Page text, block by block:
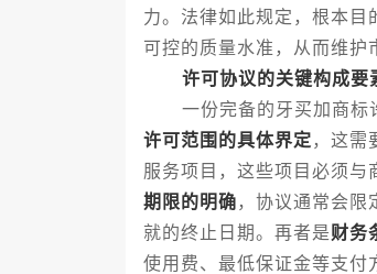
力。法律如此规定，根本目
可控的质量水准，从而维护
许可协议的关键构成要
一份完备的牙买加商标许
许可范围的具体界定 ，这需
服务项目，这些项目必须与
期限的明确 ，协议通常会限
就的终止日期。再者是财务
使用费、最低保证金等支付